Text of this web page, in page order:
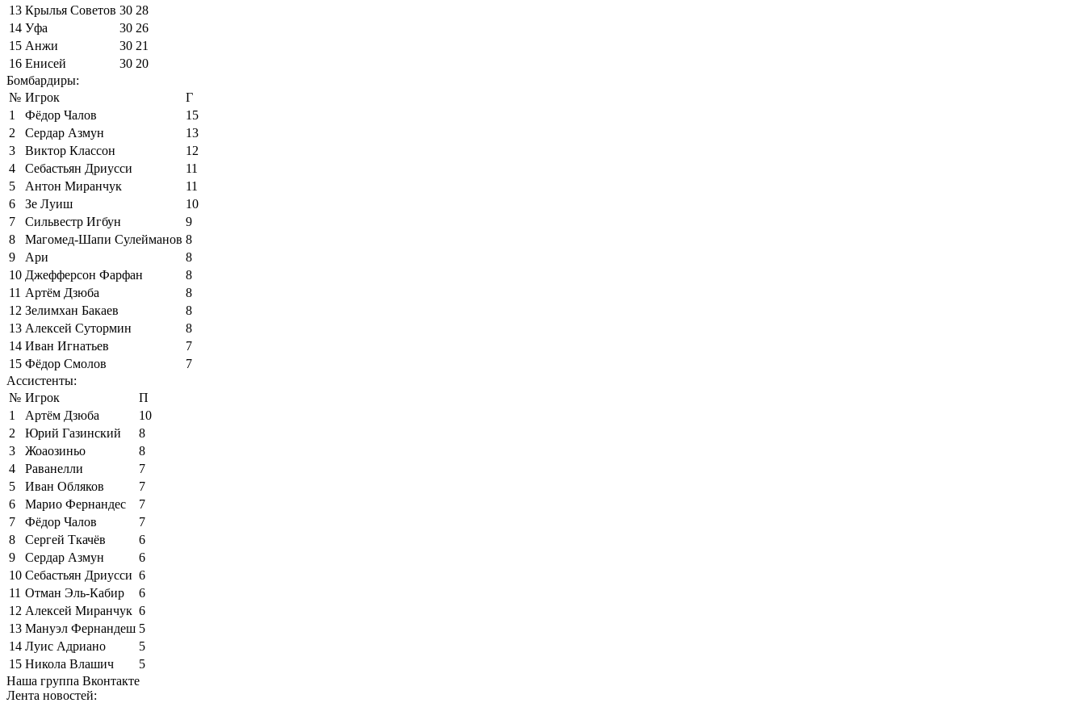
13 Крылья Советов 30 28
14 Уфа 30 26
15 Анжи 30 21
16 Енисей 30 20
Бомбардиры:
№ Игрок
Г
1
Фёдор Чалов
15
2
Сердар Азмун
13
3
Виктор Классон
12
4
Себастьян Дриусси
11
5
Антон Миранчук
11
6
Зе Луиш
10
7
Сильвестр Игбун
9
8
Магомед-Шапи Сулейманов 8
9
Ари
8
10 Джефферсон Фарфан
8
11 Артём Дзюба
8
12 Зелимхан Бакаев
8
13 Алексей Сутормин
8
14 Иван Игнатьев
7
15 Фёдор Смолов
7
Ассистенты:
№ Игрок
П
1
Артём Дзюба
10
2
Юрий Газинский
8
3
Жоаозиньо
8
4
Раванелли
7
5
Иван Обляков
7
6
Марио Фернандес
7
7
Фёдор Чалов
7
8
Сергей Ткачёв
6
9
Сердар Азмун
6
10 Себастьян Дриусси 6
11 Отман Эль-Кабир
6
12 Алексей Миранчук 6
13 Мануэл Фернандеш 5
14 Луис Адриано
5
15 Никола Влашич
5
Наша группа Вконтакте
Лента новостей: